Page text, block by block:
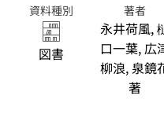
資料種別
図書
著者
永井荷風,
口一葉, 広
柳浪, 泉鏡
著